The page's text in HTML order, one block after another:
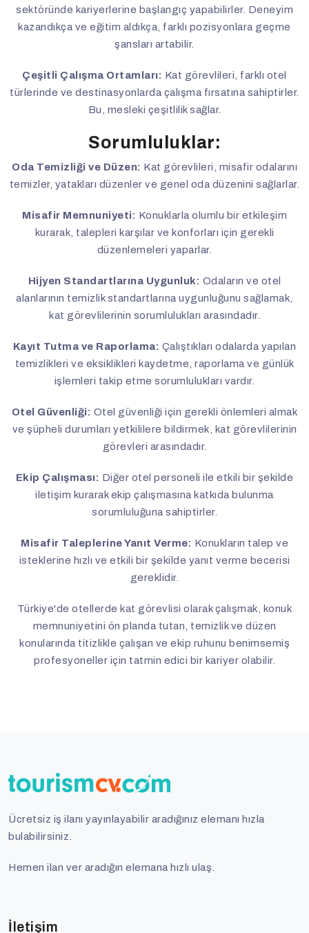
sektöründe kariyerlerine başlangıç yapabilirler. Deneyim
kazandıkça ve eğitim aldıkça, farklı pozisyonlara geçme
şansları artabilir.
Çeşitli Çalışma Ortamları: Kat görevlileri, farklı otel
türlerinde ve destinasyonlarda çalışma fırsatına sahiptirler.
Bu, mesleki çeşitlilik sağlar.
Sorumluluklar:
Oda Temizliği ve Düzen: Kat görevlileri, misafir odalarını
temizler, yatakları düzenler ve genel oda düzenini sağlarlar.
Misafir Memnuniyeti: Konuklarla olumlu bir etkileşim
kurarak, talepleri karşılar ve konforları için gerekli
düzenlemeleri yaparlar.
Hijyen Standartlarına Uygunluk: Odaların ve otel
alanlarının temizlik standartlarına uygunluğunu sağlamak,
kat görevlilerinin sorumlulukları arasındadır.
Kayıt Tutma ve Raporlama: Çalıştıkları odalarda yapılan
temizlikleri ve eksiklikleri kaydetme, raporlama ve günlük
işlemleri takip etme sorumlulukları vardır.
Otel Güvenliği: Otel güvenliği için gerekli önlemleri almak
ve şüpheli durumları yetkililere bildirmek, kat görevlilerinin
görevleri arasındadır.
Ekip Çalışması: Diğer otel personeli ile etkili bir şekilde
iletişim kurarak ekip çalışmasına katkıda bulunma
sorumluluğuna sahiptirler.
Misafir Taleplerine Yanıt Verme: Konukların talep ve
isteklerine hızlı ve etkili bir şekilde yanıt verme becerisi
gereklidir.
Türkiye'de otellerde kat görevlisi olarak çalışmak, konuk
memnuniyetini ön planda tutan, temizlik ve düzen
konularında titizlikle çalışan ve ekip ruhunu benimsemiş
profesyoneller için tatmin edici bir kariyer olabilir.
Ücretsiz iş ilanı yayınlayabilir aradığınız elemanı hızla
bulabilirsiniz.
Hemen ilan ver aradığın elemana hızlı ulaş.
İletişim